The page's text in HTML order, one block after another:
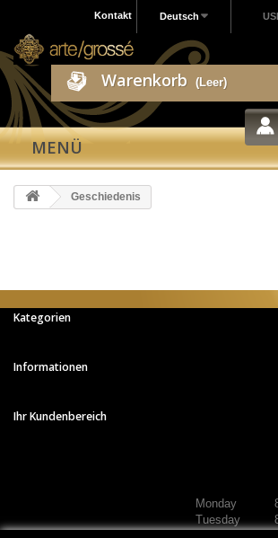
Deutsch
Kontakt
Warenkorb (Leer)
MENÜ
Geschiedenis
Kategorien
Informationen
Ihr Kundenbereich
Monday
Tuesday